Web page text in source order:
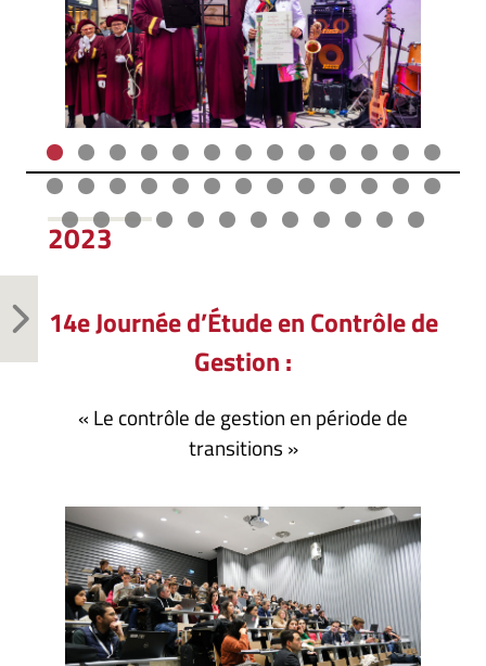
2023
14e Journée d’Étude en Contrôle de
Gestion :
« Le contrôle de gestion en période de
transitions »